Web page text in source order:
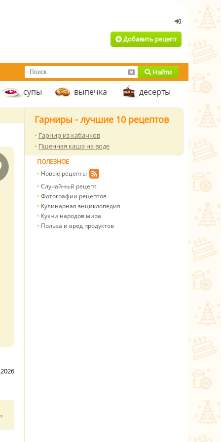
Добавить рецепт
Найти
супы выпечка десерты
Гарниры - лучшие 10 рецептов
Гарнир из кабачков
Пшенная каша на воде
ПОЛЕЗНОЕ
Новые рецепты
Случайный рецепт
Фотографии рецептов
Кулинарная энциклопедия
Кухни народов мира
Польза и вред продуктов